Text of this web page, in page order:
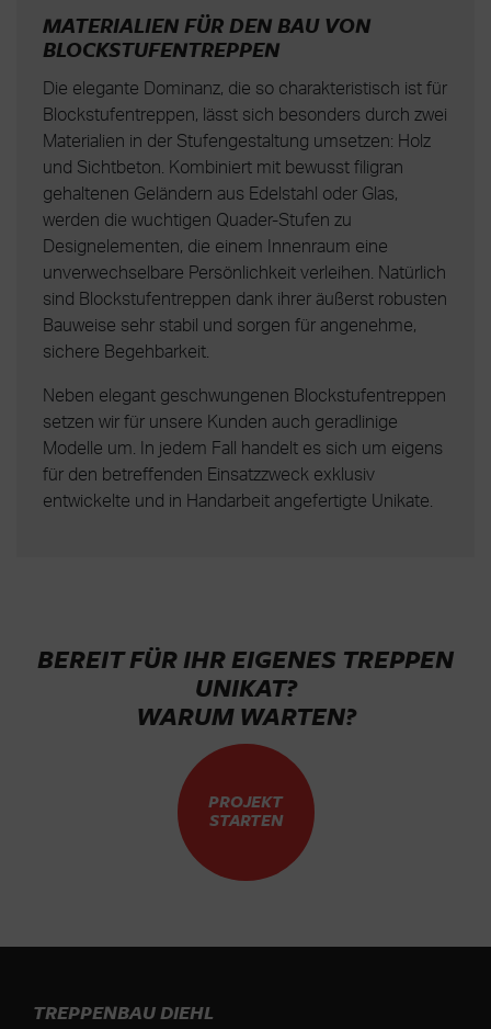
MATERIALIEN FÜR DEN BAU VON
BLOCKSTUFENTREPPEN
Die elegante Dominanz, die so charakteristisch ist für
Blockstufentreppen, lässt sich besonders durch zwei
Materialien in der Stufengestaltung umsetzen: Holz
und Sichtbeton. Kombiniert mit bewusst filigran
gehaltenen Geländern aus Edelstahl oder Glas,
werden die wuchtigen Quader-Stufen zu
Designelementen, die einem Innenraum eine
unverwechselbare Persönlichkeit verleihen. Natürlich
sind Blockstufentreppen dank ihrer äußerst robusten
Bauweise sehr stabil und sorgen für angenehme,
sichere Begehbarkeit.
Neben elegant geschwungenen Blockstufentreppen
setzen wir für unsere Kunden auch geradlinige
Modelle um. In jedem Fall handelt es sich um eigens
für den betreffenden Einsatzzweck exklusiv
entwickelte und in Handarbeit angefertigte Unikate.
BEREIT FÜR IHR EIGENES TREPPEN
UNIKAT?
WARUM WARTEN?
PROJEKT
STARTEN
TREPPENBAU DIEHL